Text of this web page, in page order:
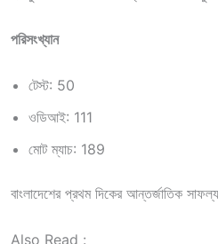
পরিসংখ্যান
টেস্ট: 50
ওডিআই: 111
মোট ম্যাচ: 189
বাংলাদেশের প্রথম দিকের আন্তর্জাতিক
Also Read :